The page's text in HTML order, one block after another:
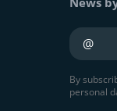
Your e-
By
personal